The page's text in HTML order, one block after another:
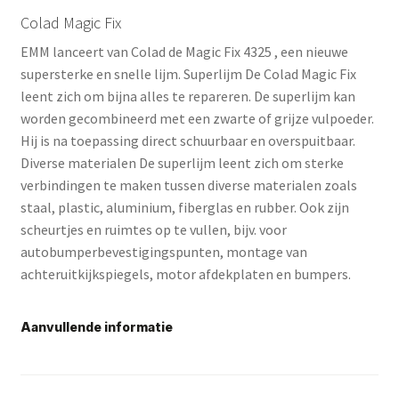
Colad Magic Fix
EMM lanceert van Colad de Magic Fix 4325 , een nieuwe
supersterke en snelle lijm. Superlijm De Colad Magic Fix
leent zich om bijna alles te repareren. De superlijm kan
worden gecombineerd met een zwarte of grijze vulpoeder.
Hij is na toepassing direct schuurbaar en overspuitbaar.
Diverse materialen De superlijm leent zich om sterke
verbindingen te maken tussen diverse materialen zoals
staal, plastic, aluminium, fiberglas en rubber. Ook zijn
scheurtjes en ruimtes op te vullen, bijv. voor
autobumperbevestigingspunten, montage van
achteruitkijkspiegels, motor afdekplaten en bumpers.
Aanvullende informatie